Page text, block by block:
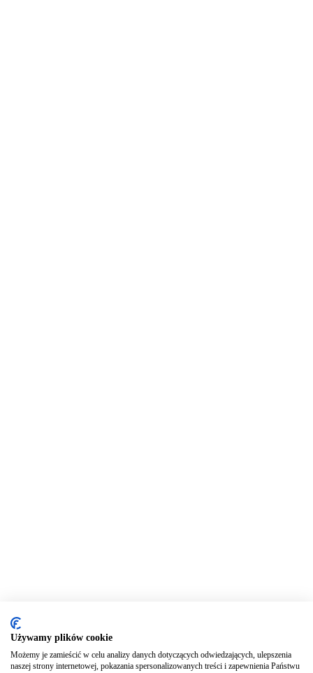
Używamy plików cookie
Możemy je zamieścić w celu analizy danych dotyczących odwiedzających, ulepszenia
naszej strony internetowej, pokazania spersonalizowanych treści i zapewnienia Państwu